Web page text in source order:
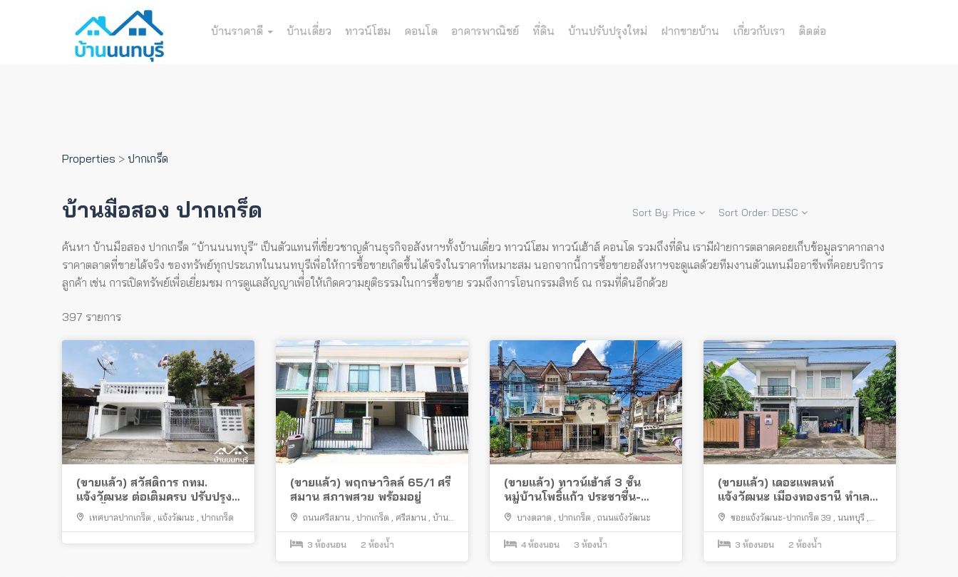
บ้านราคาดี บ้านเดี่ยว ทาวน์โฮม คอนโด อาคารพาณิชย์ ที่ดิน บ้านปรับปรุงใหม่ ฝากขายบ้าน เกี่ยวกับเรา ติดต่อ
Properties > ปากเกร็ด
บ้านมือสอง ปากเกร็ด Sort By: Price Sort Order: DESC
ค้นหา บ้านมือสอง ปากเกร็ด “บ้านนนทบุรี” เป็นตัวแทนที่เชี่ยวชาญด้านธุรกิจอสังหาฯทั้งบ้านเดี่ยว ทาวน์โฮม ทาวน์เฮ้าส์ คอนโด รวมถึงที่ดิน เรามีฝ่ายการตลาดคอยเก็บข้อมูลราคากลาง
ราคาตลาดที่ขายได้จริง ของทรัพย์ทุกประเภทในนนทบุรีเพื่อให้การซื้อขายเกิดขึ้นได้จริงในราคาที่เหมาะสม นอกจากนี้การซื้อขายอสังหาฯจะดูแลด้วยทีมงานตัวแทนมืออาชีพที่คอยบริการ
ลูกค้า เช่น การเปิดทรัพย์เพื่อเยี่ยมชม การดูแลสัญญาเพื่อให้เกิดความยุติธรรมในการซื้อขาย รวมถึงการโอนกรรมสิทธ์ ณ กรมที่ดินอีกด้วย
397 รายการ
(ขายแล้ว) สวัสดิการ กทม.
แจ้งวัฒนะ ต่อเติมครบ ปรับปรุง
ใหม่ทั้งหลัง สภาพสวย พร้อมอยู่
เทศบาลปากเกร็ด แจ้งวัฒนะ ปากเกร็ด
(ขายแล้ว) พฤกษาวิลล์ 65/1 ศรี
สมาน สภาพสวย พร้อมอยู่
ถนนศรีสมาน ปากเกร็ด ศรีสมาน บ้าน
ใหม่
3 ห้องนอน 2 ห้องน้ำ
(ขายแล้ว) ทาวน์เฮ้าส์ 3 ชั้น
หมู่บ้านโพธิ์แก้ว ประชาชื่น-
แจ้งวัฒนะ แปลงมุม ใกล้
เมืองทองธานี
บางตลาด ปากเกร็ด ถนนแจ้งวัฒนะ
4 ห้องนอน 3 ห้องน้ำ
(ขายแล้ว) เดอะแพลนท์
แจ้งวัฒนะ เมืองทองธานี ทำเลดี
ใกล้ทางด่วน
ซอยแจ้งวัฒนะ-ปากเกร็ด 39 นนทบุรี
ถนนติวานนท์ , บ้านใหม่ , ปากเกร็ด
3 ห้องนอน 2 ห้องน้ำ